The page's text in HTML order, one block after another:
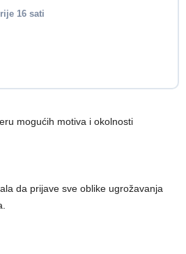
16 sati
mogućih motiva i okolnosti
da prijave sve oblike ugrožavanja